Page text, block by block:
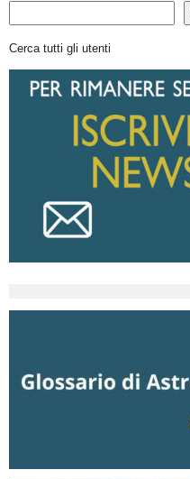
Cerca tutti gli utenti